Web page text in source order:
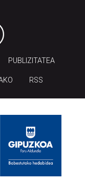
PUBLIZITATEA
RSS